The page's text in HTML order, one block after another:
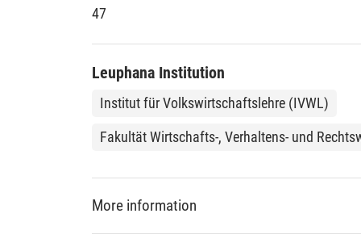
47
Leuphana Institution
Institut für Volkswirtschaftslehre (IVWL)
Fakultät Wirtschafts-, Verhaltens- und
More information